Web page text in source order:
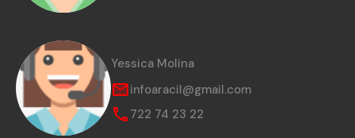
Yessica Molina
infoaracil@gmail.com
722 74 23 22